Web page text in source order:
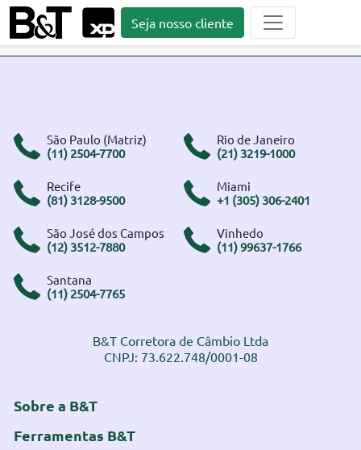
Seja nosso cliente
São Paulo (Matriz)
(11) 2504-7700
Rio de Janeiro
(21) 3219-1000
Recife
(81) 3128-9500
Miami
+1 (305) 306-2401
São José dos Campos
(12) 3512-7880
Vinhedo
(11) 99637-1766
Santana
(11) 2504-7765
B&T Corretora de Câmbio Ltda
CNPJ: 73.622.748/0001-08
Sobre a B&T
Ferramentas B&T